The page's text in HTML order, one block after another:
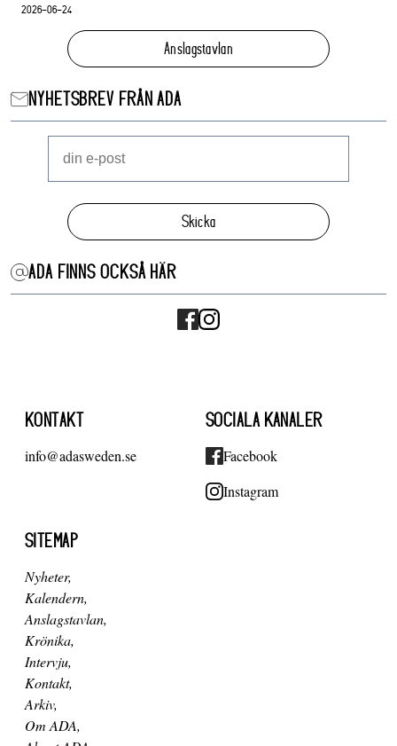
2026-06-24
Anslagstavlan
NYHETSBREV FRÅN ADA
Skicka
ADA FINNS OCKSÅ HÄR
KONTAKT
info@adasweden.se
SOCIALA KANALER
Facebook
Instagram
SITEMAP
Nyheter
Kalendern
Anslagstavlan
Krönika
Intervju
Kontakt
Arkiv
Om ADA